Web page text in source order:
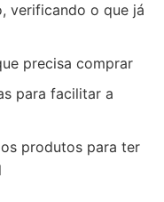
verificando o que já
precisa comprar
para facilitar a
produtos para ter